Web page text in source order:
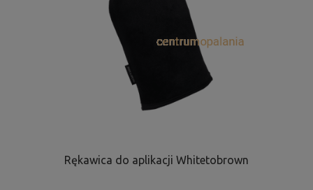
Rękawica do aplikacji Whitetobrown